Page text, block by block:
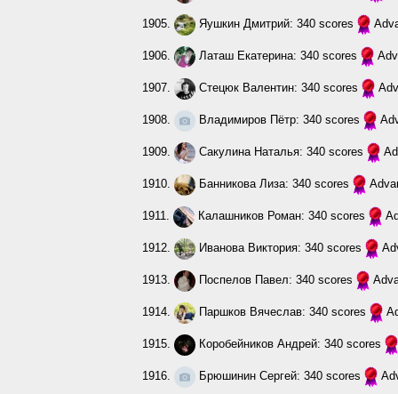
1905. Яушкин Дмитрий: 340 scores
1906. Латаш Екатерина: 340 scores
1907. Стецюк Валентин: 340 scores
1908. Владимиров Пётр: 340 scores
1909. Сакулина Наталья: 340 scores
1910. Банникова Лиза: 340 scores
1911. Калашников Роман: 340 scores
1912. Иванова Виктория: 340 scores
1913. Поспелов Павел: 340 scores
1914. Паршков Вячеслав: 340 scores
1915. Коробейников Андрей: 340 scores
1916. Брюшинин Сергей: 340 scores